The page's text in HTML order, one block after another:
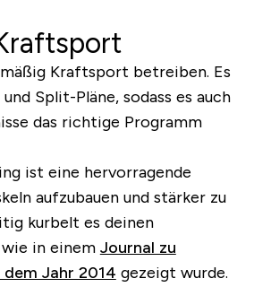
Kraftsport betreiben. Es
Split-Pläne, sodass es auch
das richtige Programm
ist eine hervorragende
aufzubauen und stärker zu
kurbelt es deinen
in einem Journal zu
Jahr 2014 gezeigt wurde.